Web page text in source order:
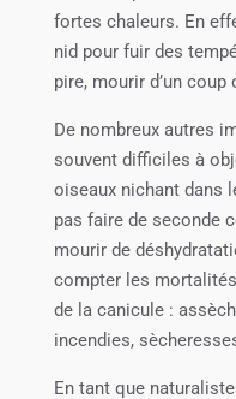
fortes chaleurs. En
nid pour fuir des
pire, mourir d’un
De nombreux autres
souvent difficiles à
oiseaux nichant dans
pas faire de seconde
mourir de
compter les
de la canicule :
incendies,
En tant que